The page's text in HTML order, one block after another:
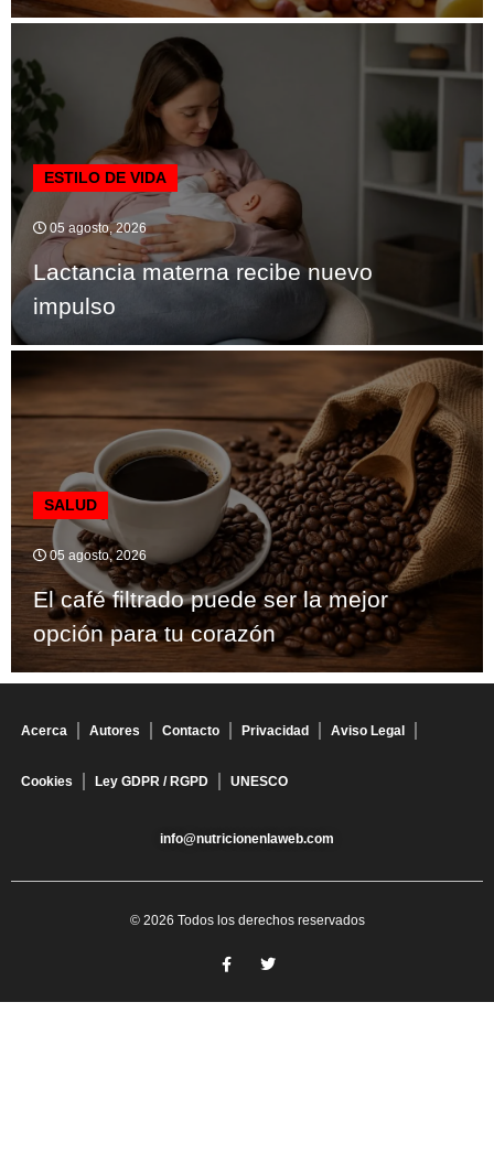
ESTILO DE VIDA
05 agosto, 2026
Lactancia materna recibe nuevo
impulso
SALUD
05 agosto, 2026
El café filtrado puede ser la mejor
opción para tu corazón
Acerca Autores Contacto Privacidad Aviso Legal
Cookies Ley GDPR / RGPD UNESCO
info@nutricionenlaweb.com
© 2026 Todos los derechos reservados